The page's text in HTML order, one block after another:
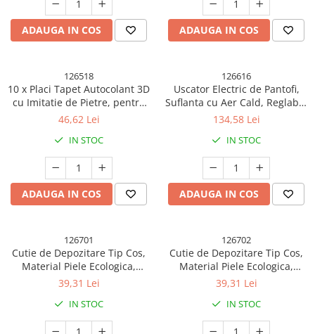
Articole pentru Iluminat
Corpuri de iluminat
Articole si, Echipamente pentru
Transport şi Ridicat
Pelerine, Umbrele si Accesorii
Videoproiectoare
ADAUGA IN COS ADAUGA IN COS
126518
10 x Placi Tapet Autocolant 3D
cu Imitatie de Pietre, pentru
Perete Bucatarie Sufragerie,
Apa, Autoadeziv, 30x30 cm,
Maro
46,62 Lei
IN STOC
ADAUGA IN COS
126616
Uscator Electric de Pantofi,
Suflanta cu Aer Cald, Reglabil,
Silentios, Tensiune 220V,
Alb
134,58 Lei
IN STOC
ADAUGA IN COS
126701
Cutie de Depozitare Tip Cos,
Material Piele Ecologica,
Pliabila, 47x28x20 cm, 26 l,
Roz
39,31 Lei
IN STOC
126702
Cutie de Depozitare Tip Cos,
Material Piele Ecologica,
Pliabila, 47x28x20 cm, 26 l,
39,31 Lei
IN STOC